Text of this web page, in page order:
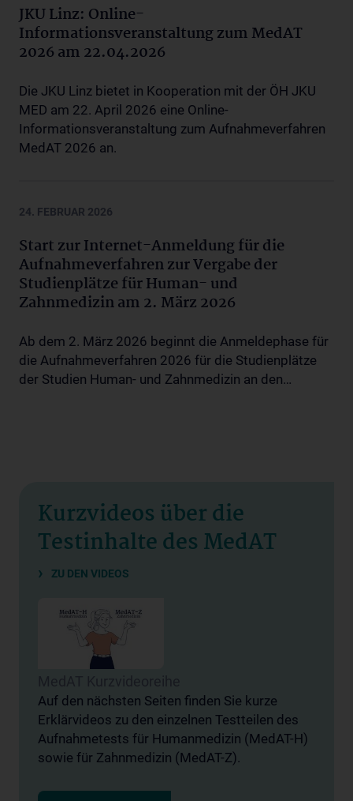
JKU Linz: Online-
Informationsveranstaltung zum MedAT
2026 am 22.04.2026
Die JKU Linz bietet in Kooperation mit der ÖH JKU
MED am 22. April 2026 eine Online-
Informationsveranstaltung zum Aufnahmeverfahren
MedAT 2026 an.
24. FEBRUAR 2026
Start zur Internet-Anmeldung für die
Aufnahmeverfahren zur Vergabe der
Studienplätze für Human- und
Zahnmedizin am 2. März 2026
Ab dem 2. März 2026 beginnt die Anmeldephase für
die Aufnahmeverfahren 2026 für die Studienplätze
der Studien Human- und Zahnmedizin an den…
Kurzvideos über die
Testinhalte des MedAT
ZU DEN VIDEOS
Auf den nächsten Seiten finden Sie kurze
Erklärvideos zu den einzelnen Testteilen des
Aufnahmetests für Humanmedizin (MedAT-H)
sowie für Zahnmedizin (MedAT-Z).